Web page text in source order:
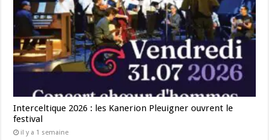
Interceltique 2026 : les Kanerion Pleuigner ouvrent le
festival
il y a 1 semaine